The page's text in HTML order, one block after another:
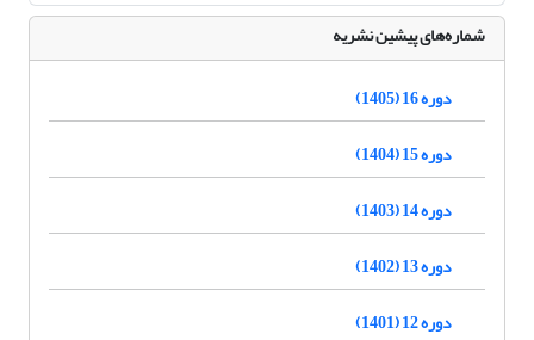
شماره‌های پیشین نشریه
دوره 16 (1405)
دوره 15 (1404)
دوره 14 (1403)
دوره 13 (1402)
دوره 12 (1401)